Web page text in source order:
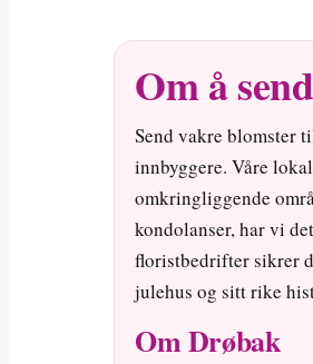
Om å
Send vakre blomster
innbyggere. Våre
omkringliggende
kondolanser, har vi
floristbedrifter sikrer
julehus og sitt rike
Om Drøbak